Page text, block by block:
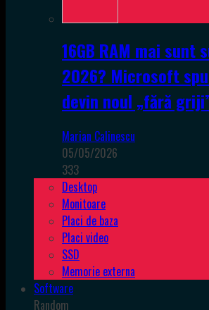
16GB RAM mai sunt
2026? Microsoft
devin noul „fără
Marian Calinescu
05/05/2026
333
Desktop
Monitoare
Placi de baza
Placi video
SSD
Memorie externa
Software
Random